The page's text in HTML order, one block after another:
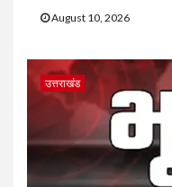
August 10, 2026
उत्तराखंड